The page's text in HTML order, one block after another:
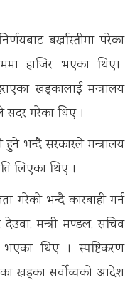
बर्खास्तीमा परेका
हाजिर भएका थिए।
खड्कालाई मन्त्रालय
सदर गरेका थिए ।
हुने भन्दै सरकारले मन्त्रालय
लिएका थिए ।
गरेको भन्दै कारबाही गर्न
देउवा, मन्त्री मण्डल, सचिव
थिए । स्पष्टिकरण
खड्का सर्वोच्चको आदेश